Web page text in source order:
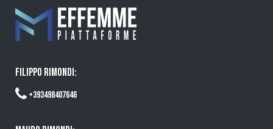
FILIPPO RIMONDI:
+393498407646